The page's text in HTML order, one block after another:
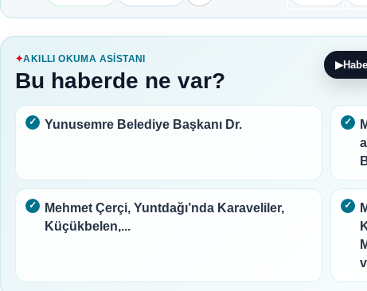
AKILLI OKUMA ASISTANI
Bu haberde ne var?
▶
Yunusemre Belediye Başkanı Dr.
Mehmet Çerçi, Yuntdağı’nda Karaveliler,
Küçükbelen,...